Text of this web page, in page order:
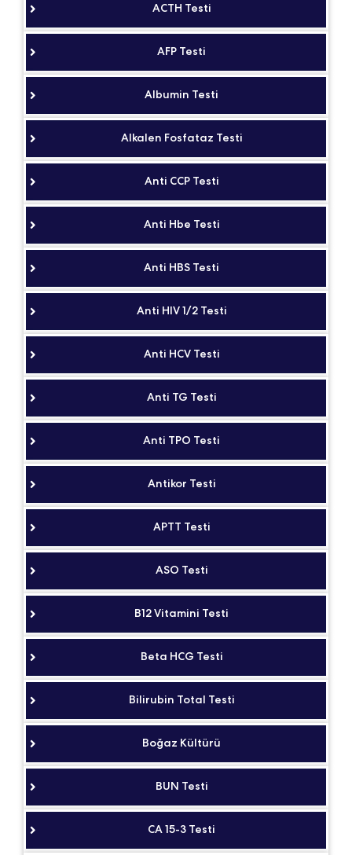
ACTH Testi
AFP Testi
Albumin Testi
Alkalen Fosfataz Testi
Anti CCP Testi
Anti Hbe Testi
Anti HBS Testi
Anti HIV 1/2 Testi
Anti HCV Testi
Anti TG Testi
Anti TPO Testi
Antikor Testi
APTT Testi
ASO Testi
B12 Vitamini Testi
Beta HCG Testi
Bilirubin Total Testi
Boğaz Kültürü
BUN Testi
CA 15-3 Testi